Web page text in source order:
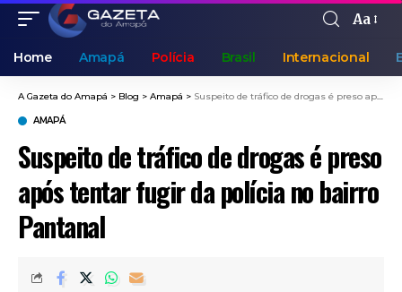
Aa
Home Amapá Polícia Brasil Internacional
A Gazeta do Amapá > Blog > Amapá > Suspeito de tráfico de drogas é preso após tentar fugir da polícia no bairro Pantanal
AMAPÁ
Suspeito de tráfico de drogas é preso
após tentar fugir da polícia no bairro
Pantanal